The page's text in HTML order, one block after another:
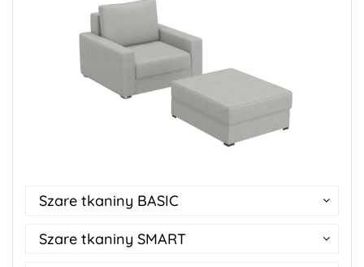
Szare tkaniny BASIC
Szare tkaniny SMART